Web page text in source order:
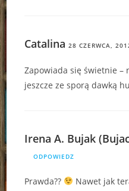
Catalina 28 CZERWCA,
Zapowiada się świetnie –
jeszcze ze sporą dawką
Irena A. Bujak
ODPOWIEDZ
Prawda??
Nawet jak